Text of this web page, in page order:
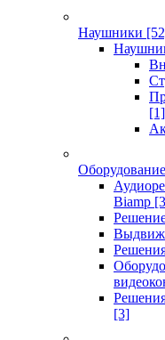
Наушники
[1]
Biamp
[3]